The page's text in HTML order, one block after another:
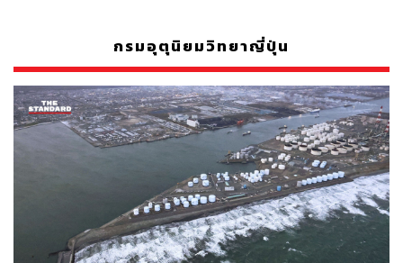
กรมอุตุนิยมวิทยาญี่ปุ่น